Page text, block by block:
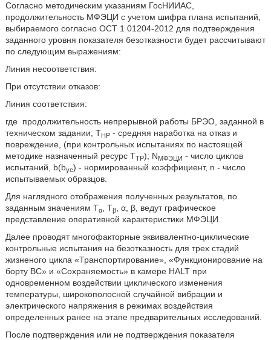
Согласно методическим указаниям ГосНИИАС,
продолжительность МФЭЦИ с учетом шифра плана испытаний,
выбираемого согласно ОСТ 1 01204-2012 для подтверждения
заданного уровня показателя безотказности будет рассчитывают
по следующим выражениям:
Линия несоответствия:
При отсутствии отказов:
Линия соответствия:
где продолжительность непрерывной работы БРЭО, заданной в
техническом задании; THP- средняя наработка на отказ и
повреждение, (при контрольных испытаниях по настоящей
методике назначенный ресурс TTP); NМФЭЦИ - число циклов
испытаний, b(byc) - нормированный коэффициент, n - число
испытываемых образцов.
Для наглядного отображения полученных результатов, по
заданным значениям Тα, Тβ, α, β, ведут графическое
представление оперативной характеристики МФЭЦИ.
Далее проводят многофакторные эквивалентно-циклические
контрольные испытания на безотказность для трех стадий
жизненого цикла «Транспортирование», «Функционирование на
борту ВС» и «Сохраняемость» в камере HALT при
одновременном воздействии циклического изменения
температуры, широкополосной случайной вибрации и
электрического напряжения в режимах воздействия
определенных ранее на этапе предварительных исследований.
После подтверждения или не подтверждения показателя